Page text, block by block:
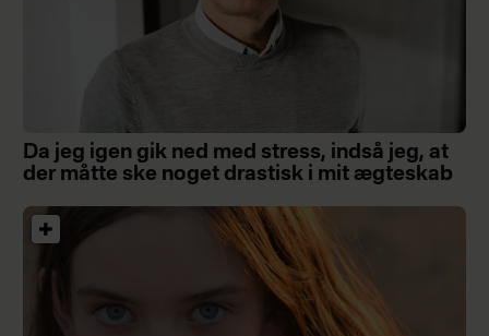
Da jeg igen gik ned med stress, indså jeg, at
der måtte ske noget drastisk i mit ægteskab